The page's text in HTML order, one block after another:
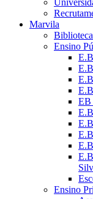
Marvila
Ensino
EB
Ensino